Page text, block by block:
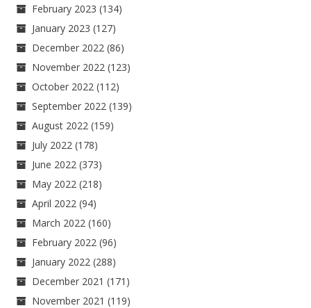
February 2023 (134)
January 2023 (127)
December 2022 (86)
November 2022 (123)
October 2022 (112)
September 2022 (139)
August 2022 (159)
July 2022 (178)
June 2022 (373)
May 2022 (218)
April 2022 (94)
March 2022 (160)
February 2022 (96)
January 2022 (288)
December 2021 (171)
November 2021 (119)